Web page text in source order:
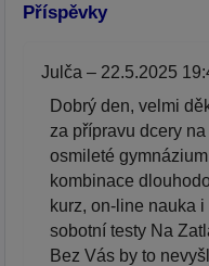
Příspěvky
Julča – 22.5.2025
Dobrý den, velmi
za přípravu dcery na
osmileté
kombinace
kurz, on-line nauka i
sobotní testy Na
Bez Vás by to